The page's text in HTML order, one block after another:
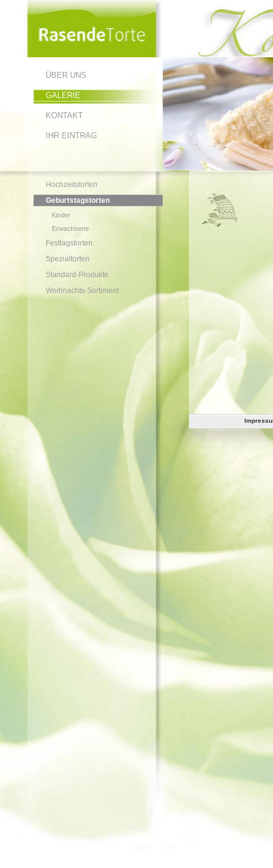
ÜBER UNS
GALERIE
KONTAKT
IHR EINTRAG
Hochzeitstorten
Geburtstagstorten
Kinder
Erwachsene
Festtagstorten
Spezialtorten
Standard-Produkte
Weihnachts-Sortiment